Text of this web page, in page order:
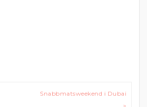
Snabbmatsweekend i Dubai